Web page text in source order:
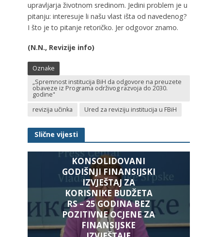
upravljarja životnom sredinom. Jedini problem je u
pitanju: interesuje li našu vlast išta od navedenog?
I što je to pitanje retoričko. Jer odgovor znamo.
(N.N., Revizije info)
Oznake
„Spremnost institucija BiH da odgovore na preuzete
obaveze iz Programa održivog razvoja do 2030.
godine"
revizija učinka
Ured za reviziju institucija u FBiH
Slične vijesti
KONSOLIDOVANI
GODIŠNJI FINANSIJSKI
IZVJEŠTAJ ZA
KORISNIKE BUDŽETA
RS – 25 GODINA BEZ
POZITIVNE OCJENE ZA
FINANSIJSKE